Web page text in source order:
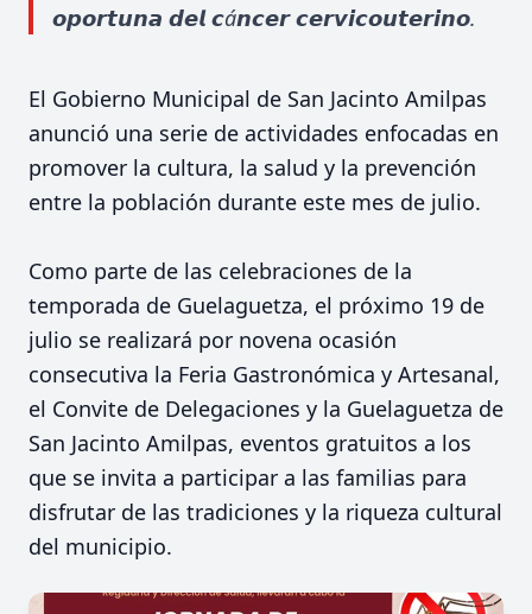
𝙤𝙥𝙤𝙧𝙩𝙪𝙣𝙖 𝙙𝙚𝙡 𝙘á𝙣𝙘𝙚𝙧 𝙘𝙚𝙧𝙫𝙞𝙘𝙤𝙪𝙩𝙚𝙧𝙞𝙣𝙤.
El Gobierno Municipal de San Jacinto Amilpas
anunció una serie de actividades enfocadas en
promover la cultura, la salud y la prevención
entre la población durante este mes de julio.
Como parte de las celebraciones de la
temporada de Guelaguetza, el próximo 19 de
julio se realizará por novena ocasión
consecutiva la Feria Gastronómica y Artesanal,
el Convite de Delegaciones y la Guelaguetza de
San Jacinto Amilpas, eventos gratuitos a los
que se invita a participar a las familias para
disfrutar de las tradiciones y la riqueza cultural
del municipio.